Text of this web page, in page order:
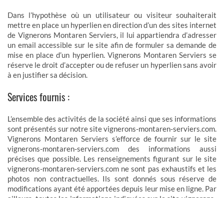
Dans l’hypothèse où un utilisateur ou visiteur souhaiterait
mettre en place un hyperlien en direction d’un des sites internet
de Vignerons Montaren Serviers, il lui appartiendra d’adresser
un email accessible sur le site afin de formuler sa demande de
mise en place d’un hyperlien. Vignerons Montaren Serviers se
réserve le droit d’accepter ou de refuser un hyperlien sans avoir
à en justifier sa décision.
Services fournis :
L’ensemble des activités de la société ainsi que ses informations
sont présentés sur notre site vignerons-montaren-serviers.com.
Vignerons Montaren Serviers s’efforce de fournir sur le site
vignerons-montaren-serviers.com des informations aussi
précises que possible. Les renseignements figurant sur le site
vignerons-montaren-serviers.com ne sont pas exhaustifs et les
photos non contractuelles. Ils sont donnés sous réserve de
modifications ayant été apportées depuis leur mise en ligne. Par